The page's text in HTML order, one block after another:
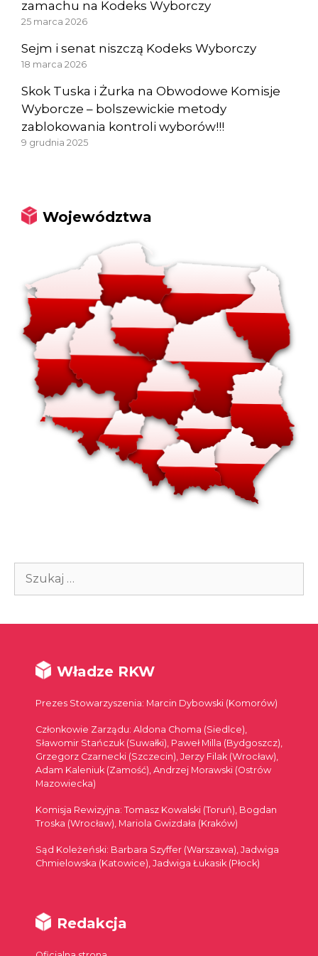
zamachu na Kodeks Wyborczy
25 marca 2026
Sejm i senat niszczą Kodeks Wyborczy
18 marca 2026
Skok Tuska i Żurka na Obwodowe Komisje
Wyborcze – bolszewickie metody
zablokowania kontroli wyborów!!!
9 grudnia 2025
Województwa
Szukaj:
Władze RKW
Prezes Stowarzyszenia: Marcin Dybowski (Komorów)
Członkowie Zarządu: Aldona Choma (Siedlce),
Sławomir Stańczuk (Suwałki), Paweł Milla (Bydgoszcz),
Grzegorz Czarnecki (Szczecin), Jerzy Filak (Wrocław),
Adam Kaleniuk (Zamość), Andrzej Morawski (Ostrów
Mazowiecka)
Komisja Rewizyjna: Tomasz Kowalski (Toruń), Bogdan
Troska (Wrocław), Mariola Gwizdała (Kraków)
Sąd Koleżeński: Barbara Szyffer (Warszawa), Jadwiga
Chmielowska (Katowice), Jadwiga Łukasik (Płock)
Redakcja